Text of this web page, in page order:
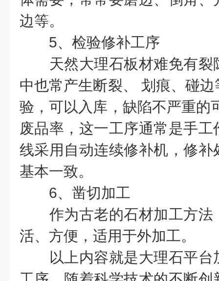
边等。
5、检验修补工序
天然大理石板材难免有裂
中也常产生断裂、 划痕、碰
验，可以入库，缺陷不严重的
废品率，这一工序通常是手
线采用自动连续修补机，修
基本一致。
6、凿切加工
作为古老的石材加工方法
活、方便，适用于外加工。
以上内容就是大理石平台